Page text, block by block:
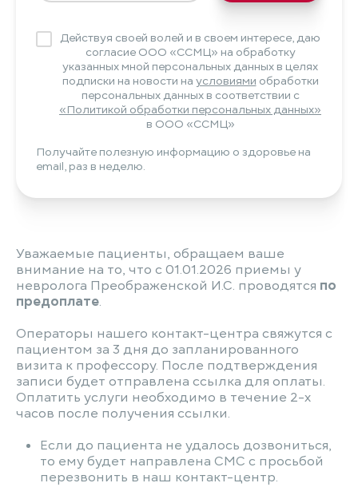
Уважаемые пациенты, обращаем ваше
внимание на то, что с 01.01.2026 приемы у
невролога Преображенской И.С. проводятся по
предоплате.
Операторы нашего контакт-центра свяжутся с
пациентом за 3 дня до запланированного
визита к профессору. После подтверждения
записи будет отправлена ссылка для оплаты.
Оплатить услуги необходимо в течение 2-х
часов после получения ссылки.
Если до пациента не удалось дозвониться,
то ему будет направлена СМС с просьбой
перезвонить в наш контакт-центр.
Действуя своей волей и в своем интересе, даю
согласие ООО «ССМЦ» на обработку
указанных мной персональных данных в целях
подписки на новости на условиями обработки
персональных данных в соответствии с
«Политикой обработки персональных данных»
в ООО «ССМЦ»
Получайте полезную информацию о здоровье на
email, раз в неделю.